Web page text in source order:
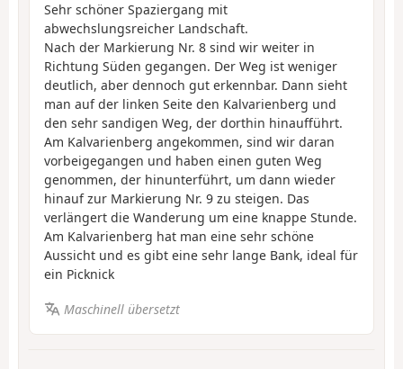
Sehr schöner Spaziergang mit
abwechslungsreicher Landschaft.
Nach der Markierung Nr. 8 sind wir weiter in
Richtung Süden gegangen. Der Weg ist weniger
deutlich, aber dennoch gut erkennbar. Dann sieht
man auf der linken Seite den Kalvarienberg und
den sehr sandigen Weg, der dorthin hinaufführt.
Am Kalvarienberg angekommen, sind wir daran
vorbeigegangen und haben einen guten Weg
genommen, der hinunterführt, um dann wieder
hinauf zur Markierung Nr. 9 zu steigen. Das
verlängert die Wanderung um eine knappe Stunde.
Am Kalvarienberg hat man eine sehr schöne
Aussicht und es gibt eine sehr lange Bank, ideal für
ein Picknick
Maschinell übersetzt